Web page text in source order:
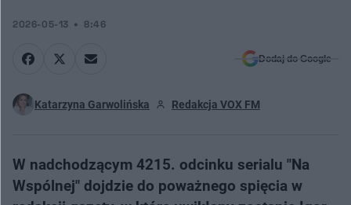
2026-05-13 8:46
Dodaj do Google
Katarzyna Garwolińska Redakcja VOX FM
W nadchodzącym 4215. odcinku serialu "Na
Wspólnej" dojdzie do poważnego spięcia w